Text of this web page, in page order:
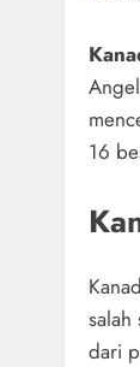
16
salah
dari